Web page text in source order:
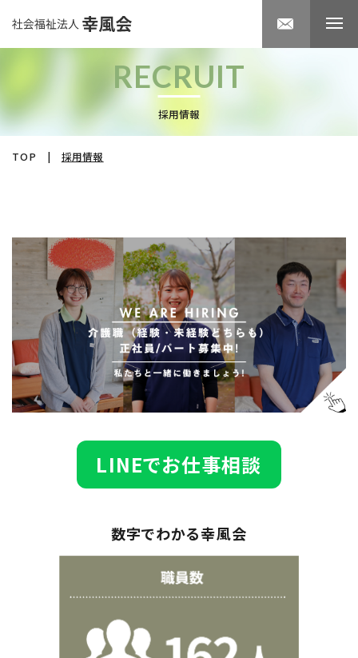
RECRUIT
採用情報
TOP | 採用情報
LINEでお仕事相談
数字でわかる幸風会